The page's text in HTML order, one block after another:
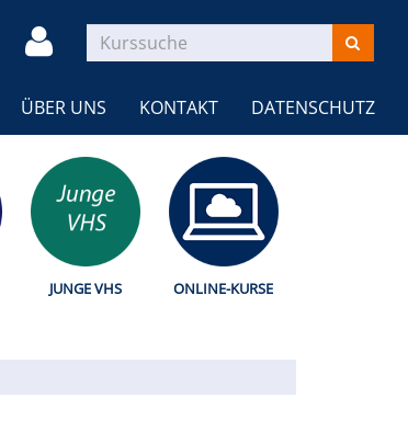
ÜBER UNS KONTAKT DATENSCHUTZ
JUNGE VHS ONLINE-KURSE